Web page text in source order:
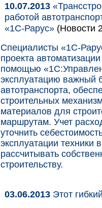
10.07.2013
работой
«1С-Рарус» (Новости
Специалисты «1С-
проекта
помощью
эксплуатацию важный
автотранспорта,
строительных
материалов для
маршрутам. Учет
уточнить
эксплуатации техники
рассчитывать
строительству.
03.06.2013 Этот